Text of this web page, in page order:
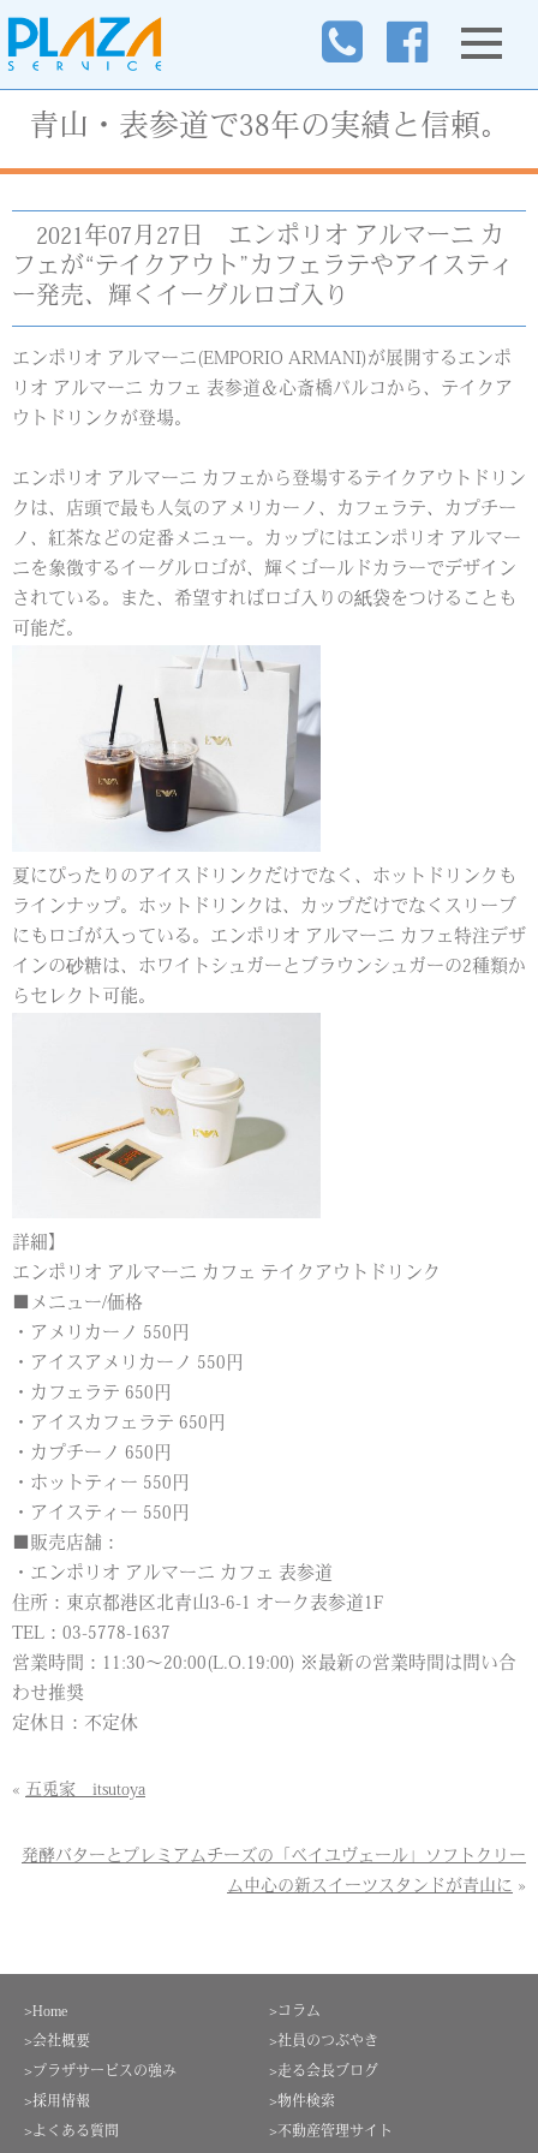
青山・表参道で38年の実績と信頼。
2021年07月27日 エンポリオ アルマーニ カ
フェが“テイクアウト”カフェラテやアイスティ
ー発売、輝くイーグルロゴ入り
エンポリオ アルマーニ(EMPORIO ARMANI)が展開するエンポ
リオ アルマーニ カフェ 表参道＆心斎橋パルコから、テイクア
ウトドリンクが登場。
エンポリオ アルマーニ カフェから登場するテイクアウトドリン
クは、店頭で最も人気のアメリカーノ、カフェラテ、カプチー
ノ、紅茶などの定番メニュー。カップにはエンポリオ アルマー
ニを象徴するイーグルロゴが、輝くゴールドカラーでデザイン
されている。また、希望すればロゴ入りの紙袋をつけることも
可能だ。
夏にぴったりのアイスドリンクだけでなく、ホットドリンクも
ラインナップ。ホットドリンクは、カップだけでなくスリーブ
にもロゴが入っている。エンポリオ アルマーニ カフェ特注デザ
インの砂糖は、ホワイトシュガーとブラウンシュガーの2種類か
らセレクト可能。
詳細】
エンポリオ アルマーニ カフェ テイクアウトドリンク
■メニュー/価格
・アメリカーノ 550円
・アイスアメリカーノ 550円
・カフェラテ 650円
・アイスカフェラテ 650円
・カプチーノ 650円
・ホットティー 550円
・アイスティー 550円
■販売店舗：
・エンポリオ アルマーニ カフェ 表参道
住所：東京都港区北青山3-6-1 オーク表参道1F
TEL：03-5778-1637
営業時間：11:30～20:00(L.O.19:00) ※最新の営業時間は問い合
わせ推奨
定休日：不定休
« 五兎家 itsutoya
発酵バターとプレミアムチーズの「ベイユヴェール」ソフトクリー
ム中心の新スイーツスタンドが青山に »
>コラム
>社員のつぶやき
>走る会長ブログ
>物件検索
>不動産管理サイト
>Home
>会社概要
>プラザサービスの強み
>採用情報
>よくある質問